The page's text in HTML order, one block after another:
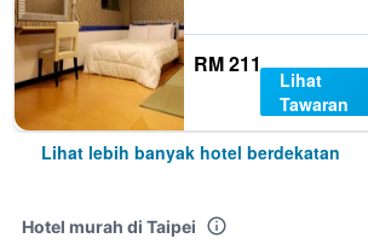
RM 211
Lihat
Tawaran
Lihat lebih banyak hotel berdekatan
Hotel murah di Taipei